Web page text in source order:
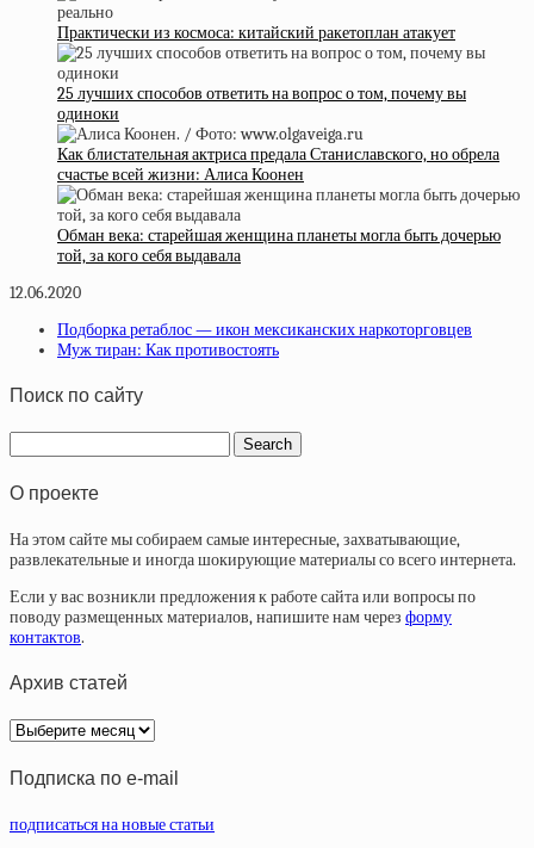
Практически из космоса: китайский ракетоплан атакует
25 лучших способов ответить на вопрос о том, почему вы
одиноки
Как блистательная актриса предала Станиславского, но обрела
счастье всей жизни: Алиса Коонен
Обман века: старейшая женщина планеты могла быть дочерью
той, за кого себя выдавала
12.06.2020
Подборка ретаблос — икон мексиканских наркоторговцев
Муж тиран: Как противостоять
Поиск по сайту
О проекте
На этом сайте мы собираем самые интересные, захватывающие,
развлекательные и иногда шокирующие материалы со всего интернета.
Если у вас возникли предложения к работе сайта или вопросы по
поводу размещенных материалов, напишите нам через форму
контактов.
Архив статей
Архив
статей
Подписка по e-mail
подписаться на новые статьи